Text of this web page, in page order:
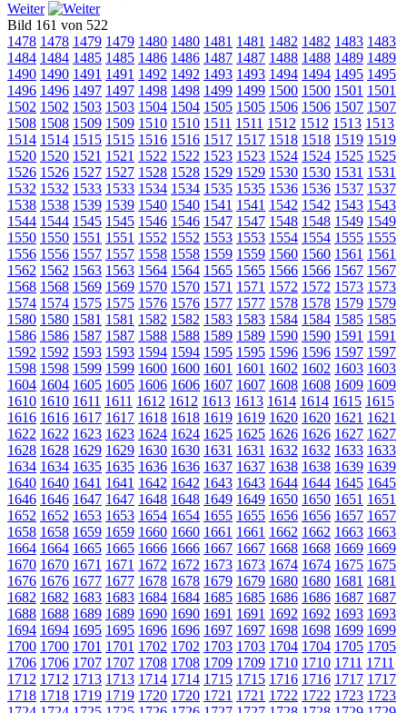
Weiter
Bild 161 von 522
1478 1478 1479 1479 1480 1480 1481 1481 1482 1482 1483 1483
1484 1484 1485 1485 1486 1486 1487 1487 1488 1488 1489 1489
1490 1490 1491 1491 1492 1492 1493 1493 1494 1494 1495 1495
1496 1496 1497 1497 1498 1498 1499 1499 1500 1500 1501 1501
1502 1502 1503 1503 1504 1504 1505 1505 1506 1506 1507 1507
1508 1508 1509 1509 1510 1510 1511 1511 1512 1512 1513 1513
1514 1514 1515 1515 1516 1516 1517 1517 1518 1518 1519 1519
1520 1520 1521 1521 1522 1522 1523 1523 1524 1524 1525 1525
1526 1526 1527 1527 1528 1528 1529 1529 1530 1530 1531 1531
1532 1532 1533 1533 1534 1534 1535 1535 1536 1536 1537 1537
1538 1538 1539 1539 1540 1540 1541 1541 1542 1542 1543 1543
1544 1544 1545 1545 1546 1546 1547 1547 1548 1548 1549 1549
1550 1550 1551 1551 1552 1552 1553 1553 1554 1554 1555 1555
1556 1556 1557 1557 1558 1558 1559 1559 1560 1560 1561 1561
1562 1562 1563 1563 1564 1564 1565 1565 1566 1566 1567 1567
1568 1568 1569 1569 1570 1570 1571 1571 1572 1572 1573 1573
1574 1574 1575 1575 1576 1576 1577 1577 1578 1578 1579 1579
1580 1580 1581 1581 1582 1582 1583 1583 1584 1584 1585 1585
1586 1586 1587 1587 1588 1588 1589 1589 1590 1590 1591 1591
1592 1592 1593 1593 1594 1594 1595 1595 1596 1596 1597 1597
1598 1598 1599 1599 1600 1600 1601 1601 1602 1602 1603 1603
1604 1604 1605 1605 1606 1606 1607 1607 1608 1608 1609 1609
1610 1610 1611 1611 1612 1612 1613 1613 1614 1614 1615 1615
1616 1616 1617 1617 1618 1618 1619 1619 1620 1620 1621 1621
1622 1622 1623 1623 1624 1624 1625 1625 1626 1626 1627 1627
1628 1628 1629 1629 1630 1630 1631 1631 1632 1632 1633 1633
1634 1634 1635 1635 1636 1636 1637 1637 1638 1638 1639 1639
1640 1640 1641 1641 1642 1642 1643 1643 1644 1644 1645 1645
1646 1646 1647 1647 1648 1648 1649 1649 1650 1650 1651 1651
1652 1652 1653 1653 1654 1654 1655 1655 1656 1656 1657 1657
1658 1658 1659 1659 1660 1660 1661 1661 1662 1662 1663 1663
1664 1664 1665 1665 1666 1666 1667 1667 1668 1668 1669 1669
1670 1670 1671 1671 1672 1672 1673 1673 1674 1674 1675 1675
1676 1676 1677 1677 1678 1678 1679 1679 1680 1680 1681 1681
1682 1682 1683 1683 1684 1684 1685 1685 1686 1686 1687 1687
1688 1688 1689 1689 1690 1690 1691 1691 1692 1692 1693 1693
1694 1694 1695 1695 1696 1696 1697 1697 1698 1698 1699 1699
1700 1700 1701 1701 1702 1702 1703 1703 1704 1704 1705 1705
1706 1706 1707 1707 1708 1708 1709 1709 1710 1710 1711 1711
1712 1712 1713 1713 1714 1714 1715 1715 1716 1716 1717 1717
1718 1718 1719 1719 1720 1720 1721 1721 1722 1722 1723 1723